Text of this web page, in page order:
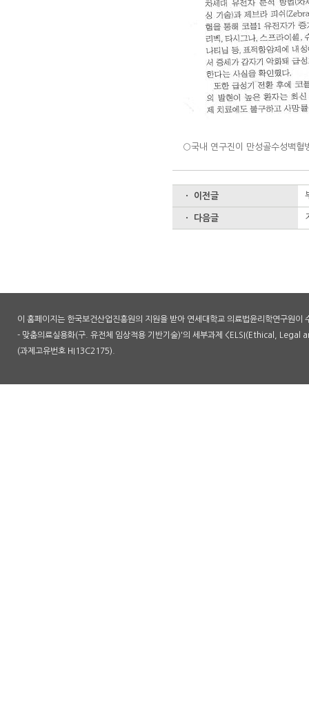
○국내 연구진이 만성골수성백혈
ㆍ 이전글
ㆍ 다음글
이 홈페이지는 한국보건산업진흥원의 지원을 받아 연세대학교 의료법윤리학연구원이
- 맞춤의료실용화(구. 유전체 임상적용 기반기술)'의 세부과제 <ELSI(Ethical,
(과제고유번호 HI13C2175).